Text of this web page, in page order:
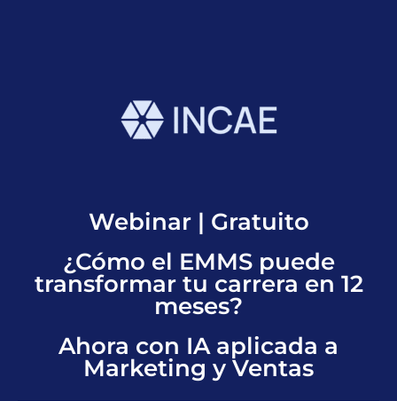
Webinar | Gratuito
¿Cómo el EMMS puede
transformar tu carrera en 12
meses?
Ahora con IA aplicada a
Marketing y Ventas